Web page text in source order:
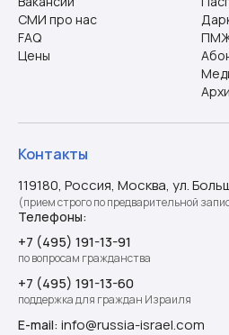
СМИ про нас
FAQ
Цены
Контакты
119180, Россия, Москва, ул.
(прием строго по предварительной
Телефоны:
+7 (495) 191-13-91
по вопросам гражданства
+7 (495) 191-13-60
поддержка для граждан Израиля
E-mail: info@russia-israel.com